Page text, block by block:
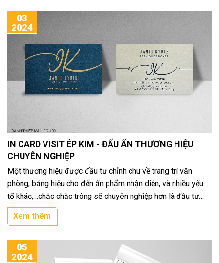
IN CARD VISIT ÉP KIM - ĐẤU ẤN THƯƠNG HIỆU
CHUYÊN NGHIỆP
Một thương hiệu được đầu tư chỉnh chu về trang trí văn
phòng, bảng hiệu cho đến ấn phẩm nhận diện, và nhiều yếu
tố khác,…chắc chắc trông sẽ chuyên nghiệp hơn là đầu tư
một cách sơ xài. Vì thế đó là lí do nhiều doanh nghiệp, cá
nhân quan tâm đến hình ảnh thương hiệu hơn. In card visit ép
mô hơn.
Xem thêm
03
2024
05
2024